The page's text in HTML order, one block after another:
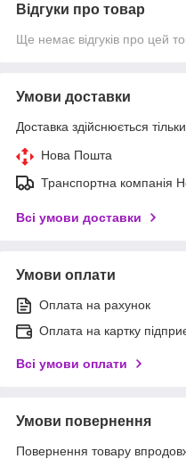
Відгуки про товар
Ще немає відгуків про цей
Умови доставки
Доставка здійснюється
Нова Пошта
Транспортна компанія
Всі умови доставки
Умови оплати
Оплата на рахунок
Оплата на картку
Всі умови оплати
Умови повернення
Повернення товару